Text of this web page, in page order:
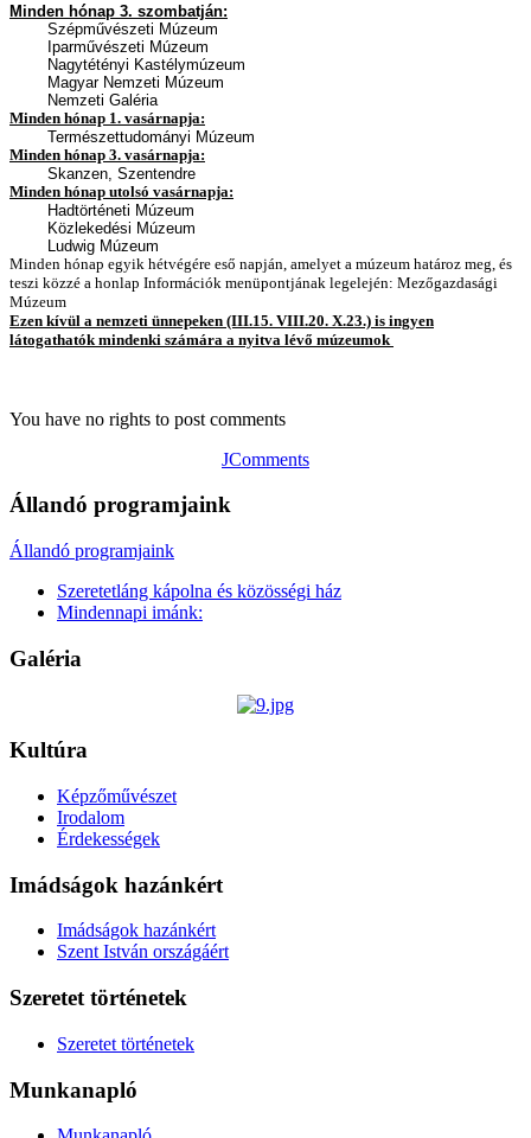
Minden hónap 3. szombatján:
Szépművészeti Múzeum
Iparművészeti Múzeum
Nagytétényi Kastélymúzeum
Magyar Nemzeti Múzeum
Nemzeti Galéria
Minden hónap 1. vasárnapja:
Természettudományi Múzeum
Minden hónap 3. vasárnapja:
Skanzen, Szentendre
Minden hónap utolsó vasárnapja:
Hadtörténeti Múzeum
Közlekedési Múzeum
Ludwig Múzeum
Minden hónap egyik hétvégére eső napján, amelyet a múzeum határoz meg, és
teszi közzé a honlap Információk menüpontjának legelején: Mezőgazdasági
Múzeum
Ezen kívül a nemzeti ünnepeken (III.15. VIII.20. X.23.) is ingyen
látogathatók mindenki számára a nyitva lévő múzeumok
You have no rights to post comments
JComments
Állandó programjaink
Állandó programjaink
Szeretetláng kápolna és közösségi ház
Mindennapi imánk:
Galéria
Kultúra
Képzőművészet
Irodalom
Érdekességek
Imádságok hazánkért
Imádságok hazánkért
Szent István országáért
Szeretet történetek
Szeretet történetek
Munkanapló